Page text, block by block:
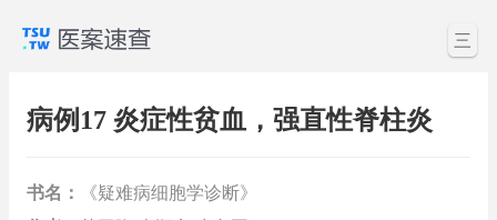
三
病例17 炎症性贫血，强直性脊柱炎
书名：
《疑难病细胞学诊断》